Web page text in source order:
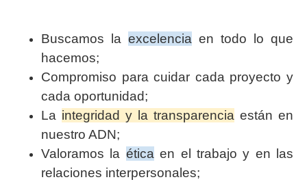
Buscamos la excelencia en todo lo que
hacemos;
Compromiso para cuidar cada proyecto y
cada oportunidad;
La integridad y la transparencia están en
nuestro ADN;
Valoramos la éticaen el trabajo y en las
relaciones interpersonales;